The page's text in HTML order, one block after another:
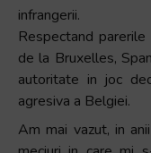
infrangerii.
Respectand
de la Bruxelles,
autoritate in joc
agresiva a Belgiei.
Am mai vazut, in